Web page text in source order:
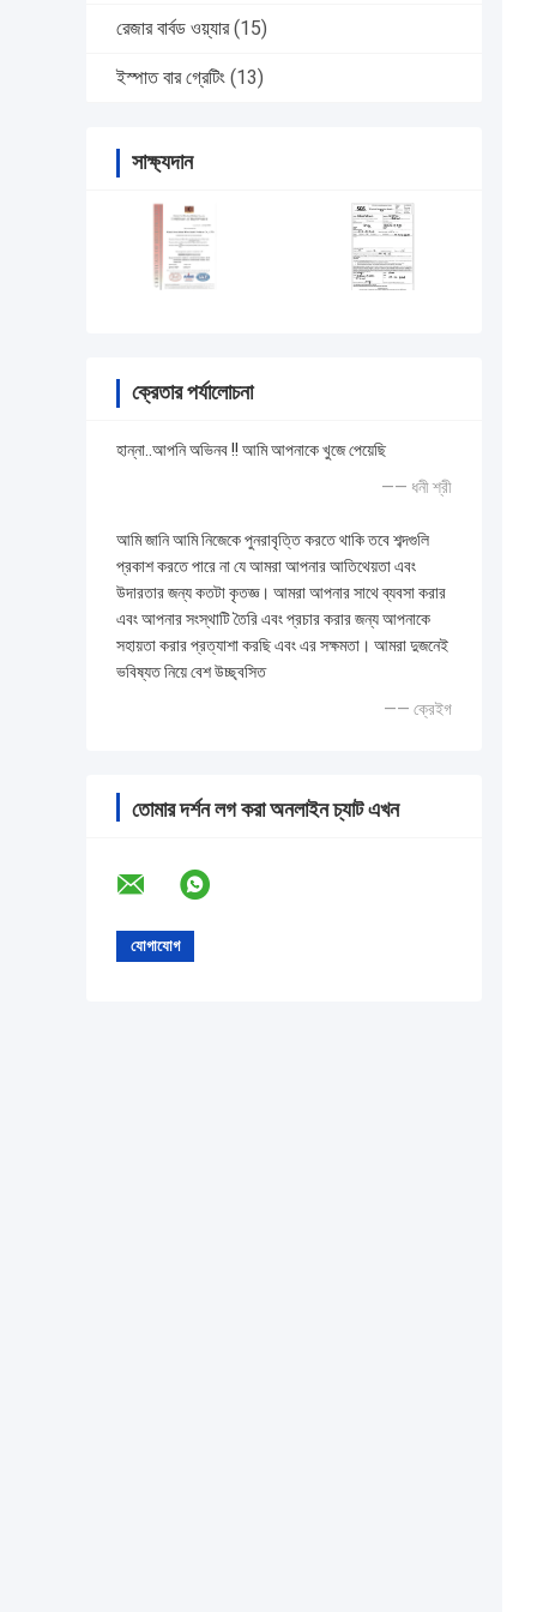
রেজার বার্বড ওয়্যার (15)
ইস্পাত বার গ্রেটিং (13)
সাক্ষ্যদান
ক্রেতার পর্যালোচনা
হান্না..আপনি অভিনব !! আমি আপনাকে খুজে পেয়েছি
—— ধনী শ্রী
আমি জানি আমি নিজেকে পুনরাবৃত্তি করতে থাকি তবে শব্দগুলি
প্রকাশ করতে পারে না যে আমরা আপনার আতিথেয়তা এবং
উদারতার জন্য কতটা কৃতজ্ঞ। আমরা আপনার সাথে ব্যবসা করার
এবং আপনার সংস্থাটি তৈরি এবং প্রচার করার জন্য আপনাকে
সহায়তা করার প্রত্যাশা করছি এবং এর সক্ষমতা। আমরা দুজনেই
ভবিষ্যত নিয়ে বেশ উচ্ছ্বসিত
—— ক্রেইগ
তোমার দর্শন লগ করা অনলাইন চ্যাট এখন